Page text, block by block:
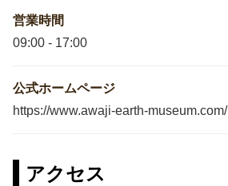
営業時間
09:00 - 17:00
公式ホームページ
https://www.awaji-earth-museum.com/
アクセス